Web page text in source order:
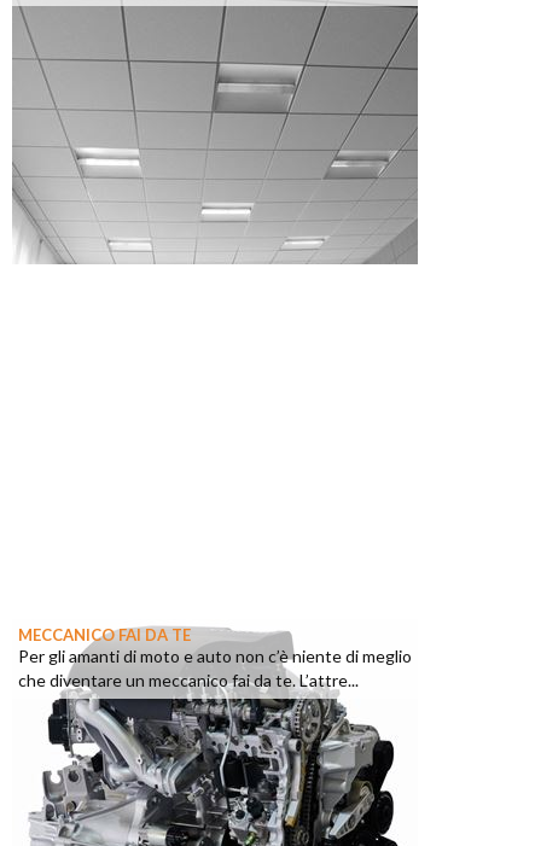
MECCANICO FAI DA TE
Per gli amanti di moto e auto non c’è niente di meglio
che diventare un meccanico fai da te. L’attre...